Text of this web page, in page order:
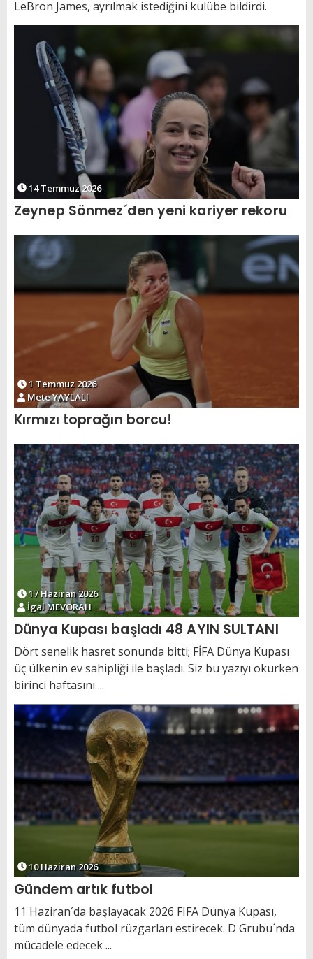
LeBron James, ayrılmak istediğini kulübe bildirdi.
14 Temmuz 2026
Zeynep Sönmez´den yeni kariyer rekoru
1 Temmuz 2026
Mete YAYLALI
Kırmızı toprağın borcu!
17 Haziran 2026
İgal MEVORAH
Dünya Kupası başladı 48 AYIN SULTANI
Dört senelik hasret sonunda bitti; FİFA Dünya Kupası
üç ülkenin ev sahipliği ile başladı. Siz bu yazıyı okurken
birinci haftasını ...
10 Haziran 2026
Gündem artık futbol
11 Haziran´da başlayacak 2026 FIFA Dünya Kupası,
tüm dünyada futbol rüzgarları estirecek. D Grubu´nda
mücadele edecek ...